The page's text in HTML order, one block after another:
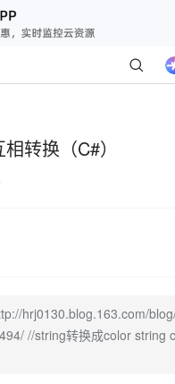
转换（C#）
hrj0130.blog.163.com/
//string转换成color string